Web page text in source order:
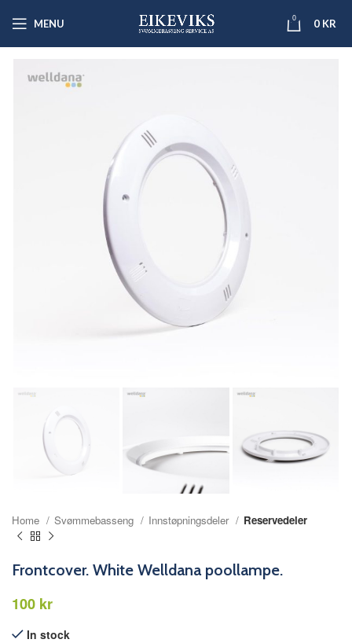
MENU 0 0 KR
Home Svømmebasseng Innstøpningsdeler Reservedeler
Frontcover. White Welldana poollampe.
kr
In stock